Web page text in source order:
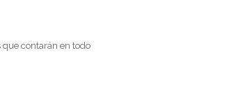
contarán en todo